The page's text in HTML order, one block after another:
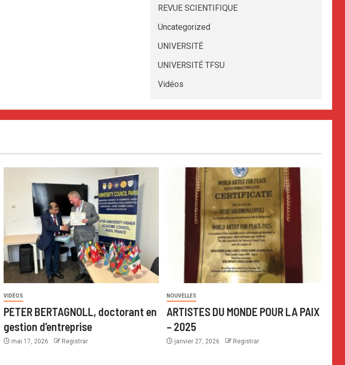
REVUE SCIENTIFIQUE
Uncategorized
UNIVERSITÉ
UNIVERSITÉ TFSU
Vidéos
VIDÉOS
PETER BERTAGNOLL, doctorant en
gestion d’entreprise
mai 17, 2026 Registrar
NOUVELLES
ARTISTES DU MONDE POUR LA PAIX
– 2025
janvier 27, 2026 Registrar